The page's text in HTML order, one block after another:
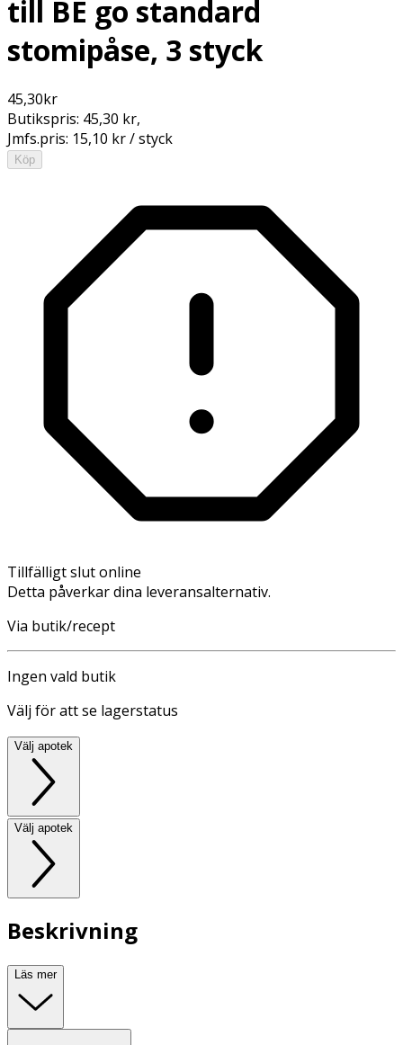
till BE go standard
stomipåse, 3 styck
45,30kr
Butikspris: 45,30 kr,
Jmfs.pris: 15,10 kr / styck
Köp
Tillfälligt slut online
Detta påverkar dina leveransalternativ.
Via butik/recept
Ingen vald butik
Välj för att se lagerstatus
Välj apotek
Välj apotek
Beskrivning
Läs mer